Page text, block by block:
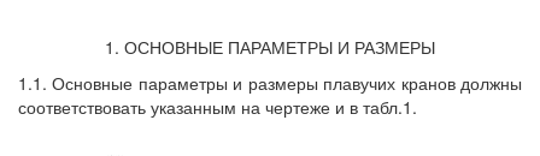
1. ОСНОВНЫЕ ПАРАМЕТРЫ И РАЗМЕРЫ
1.1. Основные параметры и размеры плавучих кранов должны
соответствовать указанным на чертеже и в табл.1.